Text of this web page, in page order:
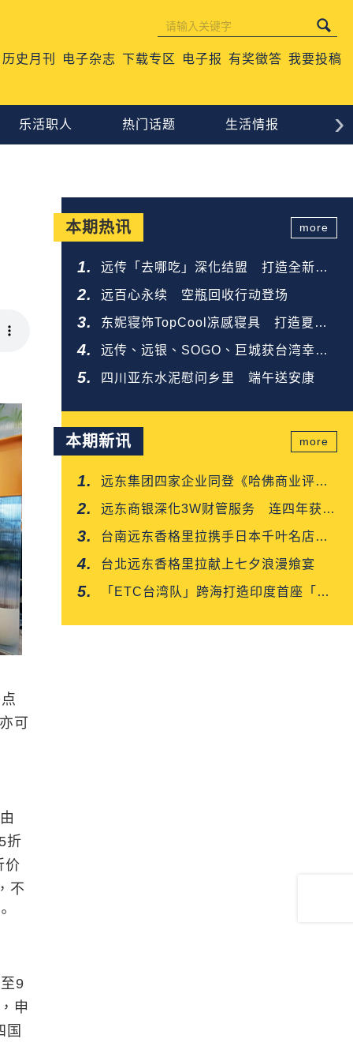
历史月刊 电子杂志 下载专区 电子报 有奖徵答 我要投稿
乐活职人 热门话题 生活情报 心
›
可
折
价
不
9
申
国
本期热讯
远传「去哪吃」深化结盟 打造全新餐
饮生态圈
远百心永续 空瓶回收行动登场
东妮寝饰TopCool凉感寝具 打造夏夜
好眠
远传、远银、SOGO、巨城获台湾幸福
企业金奖
四川亚东水泥慰问乡里 端午送安康
more
本期新讯
远东集团四家企业同登《哈佛商业评
论》「台湾企业领袖100强」
远东商银深化3W财管服务 连四年获保
险信望爱双奖肯定
台南远东香格里拉携手日本千叶名店
「CROISSANT」 得奖可颂抢先上市
台北远东香格里拉献上七夕浪漫飨宴
「ETC台湾队」跨海打造印度首座「多
more